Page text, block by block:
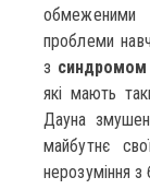
проблеми
з
які мають
Дауна
майбутнє
нерозуміння з